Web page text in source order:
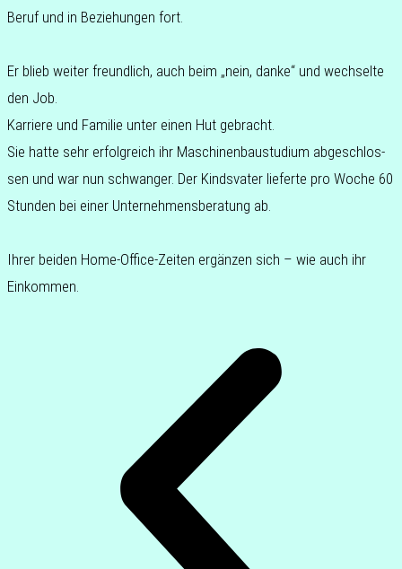
Beruf und in Bezie­hun­gen fort.
Er blieb weiter freund­lich, auch beim „nein, danke“ und wech­sel­te
den Job.
Kar­rie­re und Fami­lie unter einen Hut gebracht.
Sie hatte sehr erfolg­reich ihr Maschi­nen­bau­stu­di­um abge­schlos­
sen und war nun schwan­ger. Der Kinds­va­ter lie­fer­te pro Woche 60
Stun­den bei einer Unter­neh­mens­be­ra­tung ab.
Ihrer beiden Home-Office-Zeiten ergän­zen sich – wie auch ihr
Einkommen.